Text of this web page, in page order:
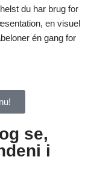
du har brug for
en visuel
én gang for
se,
i